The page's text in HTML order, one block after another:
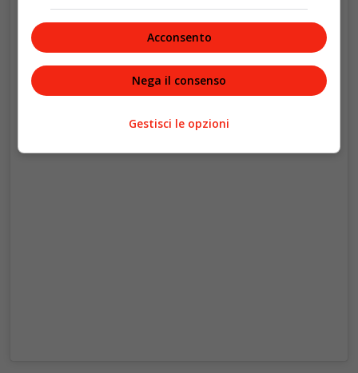
Un post condiviso da Nicholas Sparks (@nicholassparks)
Acconsento
Nega il consenso
Gestisci le opzioni